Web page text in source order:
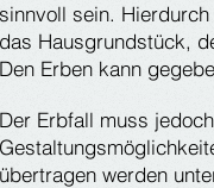
sinnvoll sein.
das Hausgrundstück,
Den Erben kann
Der Erbfall muss
übertragen werden